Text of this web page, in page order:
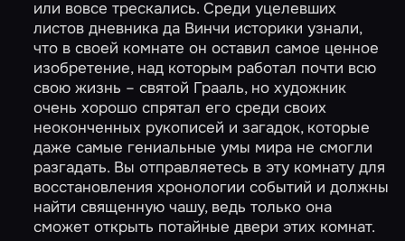
или вовсе трескались. Среди уцелевших
листов дневника да Винчи историки узнали,
что в своей комнате он оставил самое ценное
изобретение, над которым работал почти всю
свою жизнь – святой Грааль, но художник
очень хорошо спрятал его среди своих
неоконченных рукописей и загадок, которые
даже самые гениальные умы мира не смогли
разгадать. Вы отправляетесь в эту комнату для
восстановления хронологии событий и должны
найти священную чашу, ведь только она
сможет открыть потайные двери этих комнат.